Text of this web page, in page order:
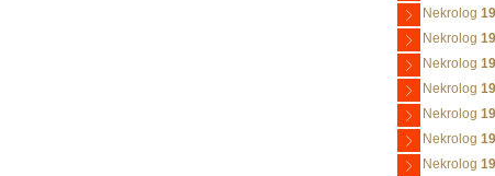
Nekrolog
Nekrolog
Nekrolog
Nekrolog
Nekrolog
Nekrolog
Nekrolog